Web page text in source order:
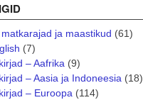
matkarajad ja maastikud (61)
(7)
– Aafrika(9)
– Aasia ja Indoneesia(18)
– Euroopa(114)